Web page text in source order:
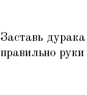
Заставь
правильно